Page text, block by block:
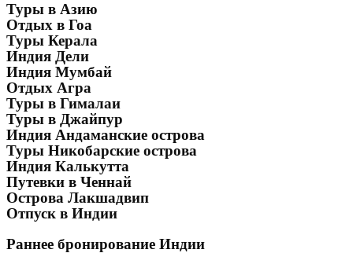
Туры в Азию
Отдых в Гоа
Туры Керала
Индия Дели
Индия Мумбай
Отдых Агра
Туры в Гималаи
Туры в Джайпур
Индия Андаманские острова
Туры Никобарские острова
Индия Калькутта
Путевки в Ченнай
Острова Лакшадвип
Отпуск в Индии
Раннее бронирование Индии